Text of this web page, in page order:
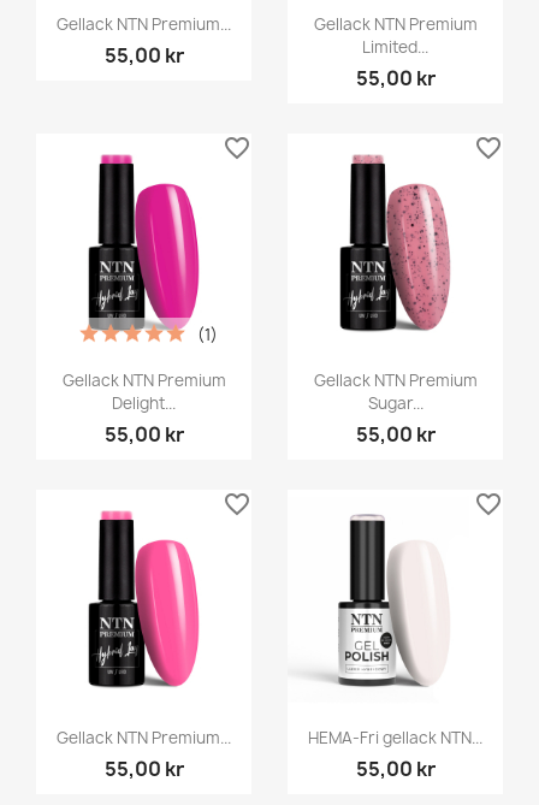
Gellack NTN Premium...
55,00 kr
Gellack NTN Premium
Limited...
55,00 kr
Gellack NTN Premium
Delight...
55,00 kr
(1)
favorite_border
Gellack NTN Premium
Sugar...
55,00 kr
favorite_border
Gellack NTN Premium...
55,00 kr
favorite_border
HEMA-Fri gellack NTN...
55,00 kr
favorite_border